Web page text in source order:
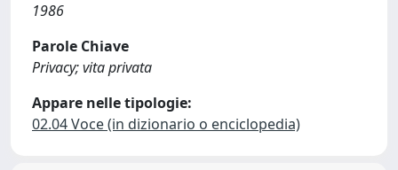
1986
Parole Chiave
Privacy; vita privata
Appare nelle tipologie:
02.04 Voce (in dizionario o enciclopedia)